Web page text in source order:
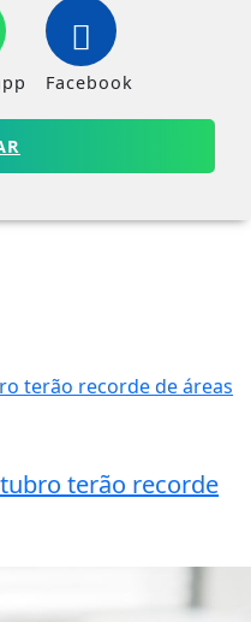
Facebook
terão recorde